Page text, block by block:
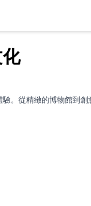
。從精緻的博物館到